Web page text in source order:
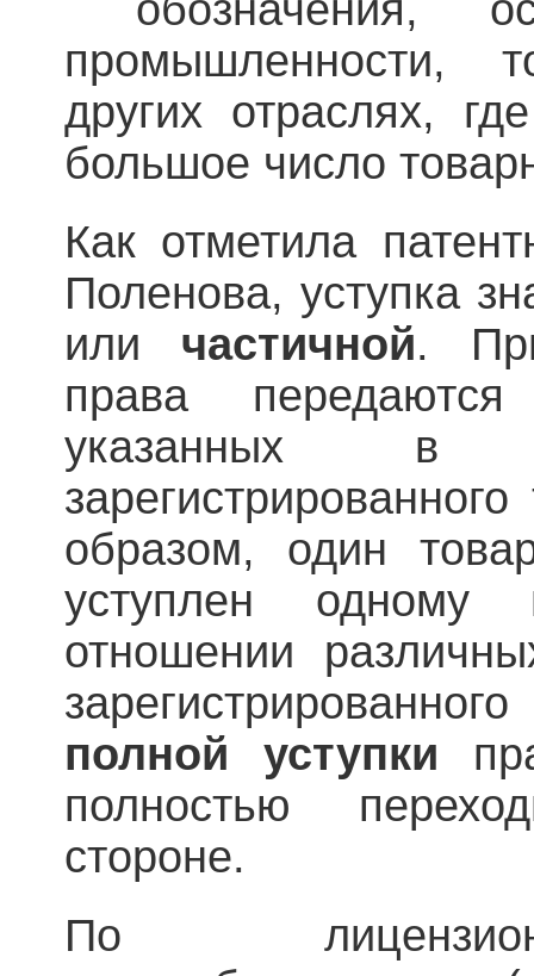
промышленности,
других отраслях,
большое число
Как отметила
Поленова, уступка
или частичной.
права
указанных в
образом, один
уступлен
отношении
полной уступки
полностью
стороне.
По